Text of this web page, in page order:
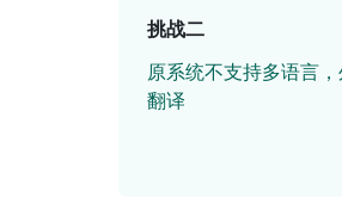
挑战二
原系统不支持多语言
翻译